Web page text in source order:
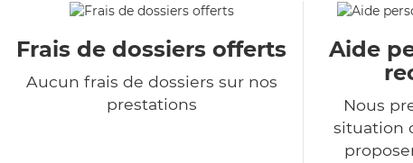
Frais de dossiers offerts
Aucun frais de dossiers sur nos
prestations
Aide
Nous
situation